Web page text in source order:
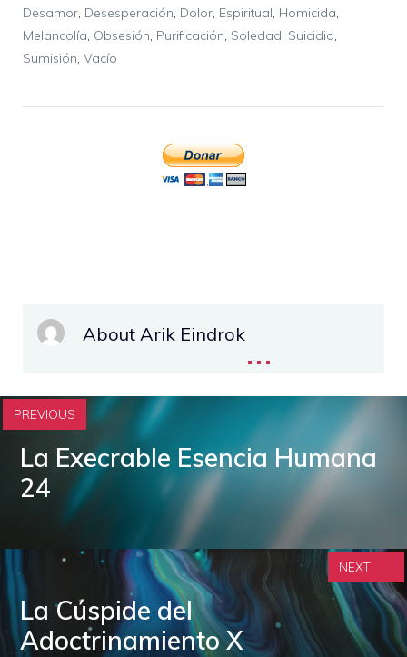
Desamor, Desesperación, Dolor, Espiritual, Homicida,
Melancolía, Obsesión, Purificación, Soledad, Suicidio,
Sumisión, Vacío
About Arik Eindrok...
PREVIOUS
La Execrable Esencia Humana
24
La Cúspide del
Adoctrinamiento X
NEXT